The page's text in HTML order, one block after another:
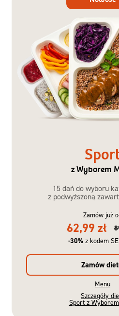
z Wyborem
15 dań do wyboru
z podwyższoną
Zamów już
62,99 zł
-30% z kodem
Zamów
Menu
Szczegóły
Sport z